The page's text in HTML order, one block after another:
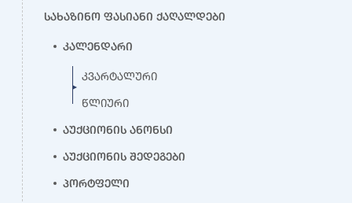
სახაზინო ფასიანი ქაღალდები
კალენდარი
კვარტალური
წლიური
აუქციონის ანონსი
აუქციონის შედეგები
პორტფელი